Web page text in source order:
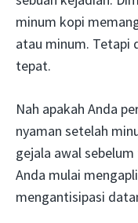
minum kopi
atau minum. Tetapi
tepat.
Nah apakah Anda
nyaman setelah
gejala awal
Anda mulai
mengantisipasi